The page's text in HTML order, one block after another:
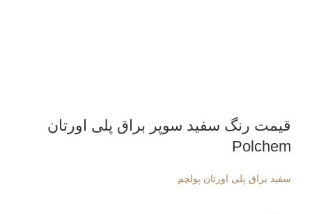
قیمت رنگ سفید سوپر براق پلی اورتان
Polchem
سفید براق پلی اورتان پولچم